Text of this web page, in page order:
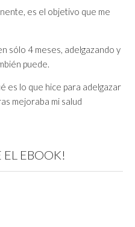
es el objetivo que me
sólo 4 meses, adelgazando y
puede.
es lo que hice para adelgazar
mejoraba mi salud
EL EBOOK!